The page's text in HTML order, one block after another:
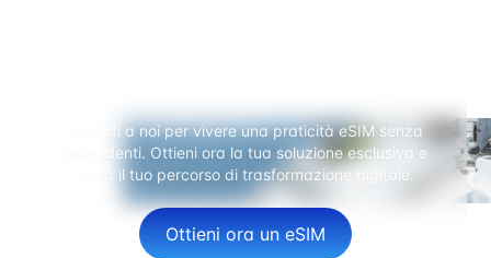
Unisciti a noi per vivere una praticità eSIM senza
precedenti. Ottieni ora la tua soluzione esclusiva e
inizia il tuo percorso di trasformazione digitale.
Ottieni ora un eSIM